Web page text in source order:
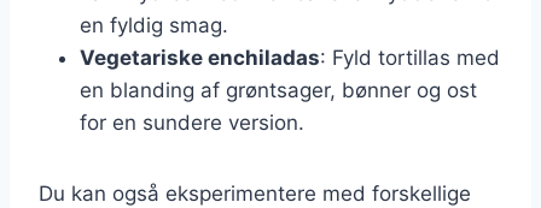
en fyldig smag.
Vegetariske enchiladas: Fyld tortillas med
en blanding af grøntsager, bønner og ost
for en sundere version.
Du kan også eksperimentere med forskellige